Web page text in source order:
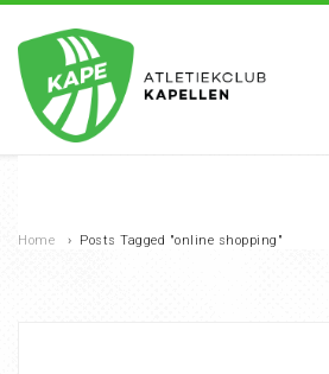
Home › Posts Tagged "online shopping"